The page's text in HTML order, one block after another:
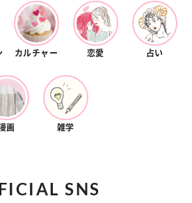
カルチャー 恋愛 占い
画 雑学
SNS